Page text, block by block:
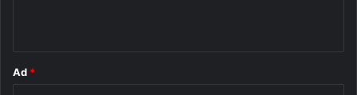
Ad *